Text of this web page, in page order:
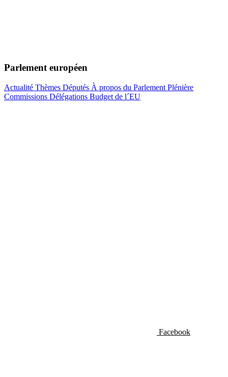
Parlement européen
Actualité Thèmes Députés À propos du Parlement Plénière
Commissions Délégations Budget de l´EU
Facebook